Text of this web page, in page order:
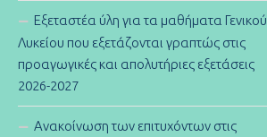
Εξεταστέα ύλη για τα μαθήματα Γενικού
Λυκείου που εξετάζονται γραπτώς στις
προαγωγικές και απολυτήριες εξετάσεις
2026-2027
Ανακοίνωση των επιτυχόντων στις